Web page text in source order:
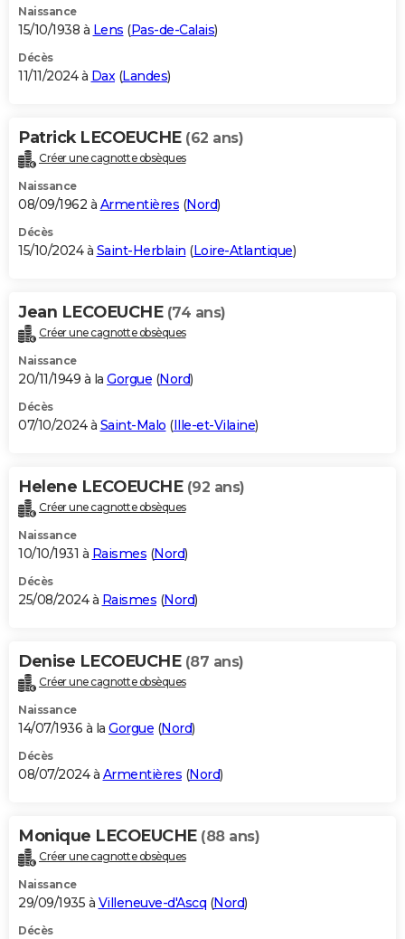
Naissance
15/10/1938 à Lens (Pas-de-Calais)
Décès
11/11/2024 à Dax(Landes)
Patrick LECOEUCHE (62 ans)
Créer une cagnotte obsèques
Naissance
08/09/1962 à Armentières (Nord)
Décès
15/10/2024 à Saint-Herblain (Loire-Atlantique)
Jean LECOEUCHE (74 ans)
Créer une cagnotte obsèques
Naissance
20/11/1949 à la Gorgue (Nord)
Décès
07/10/2024 à Saint-Malo (Ille-et-Vilaine)
Helene LECOEUCHE (92 ans)
Créer une cagnotte obsèques
Naissance
10/10/1931 à Raismes (Nord)
Décès
25/08/2024 à Raismes (Nord)
Denise LECOEUCHE (87 ans)
Créer une cagnotte obsèques
Naissance
14/07/1936 à la Gorgue (Nord)
Décès
08/07/2024 à Armentières (Nord)
Monique LECOEUCHE (88 ans)
Créer une cagnotte obsèques
Naissance
29/09/1935 à Villeneuve-d'Ascq (Nord)
Décès